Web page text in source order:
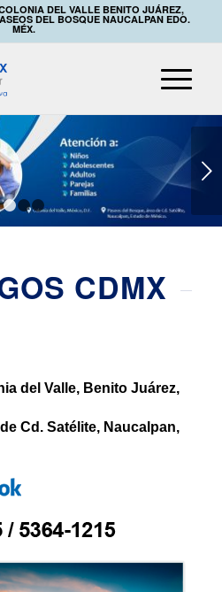
DEL VALLE BENITO JUÁREZ,
DEL BOSQUE NAUCALPAN EDO.
MÉX.
Posterior
1 2 3
CDMX
del Valle, Benito Juárez,
Cd. Satélite, Naucalpan,